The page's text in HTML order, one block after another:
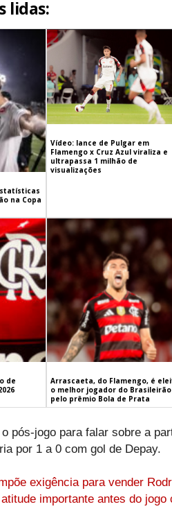
lidas:
na Copa
Vídeo: lance de Pulgar em
Flamengo x Cruz Azul viraliza e
ultrapassa 1 milhão de
visualizações
de
Arrascaeta, do Flamengo, é
o melhor jogador do Brasileirão
pelo prêmio Bola de Prata
pós-jogo para falar sobre a
por 1 a 0 com gol de Depay.
exigência para vender
importante antes do jogo